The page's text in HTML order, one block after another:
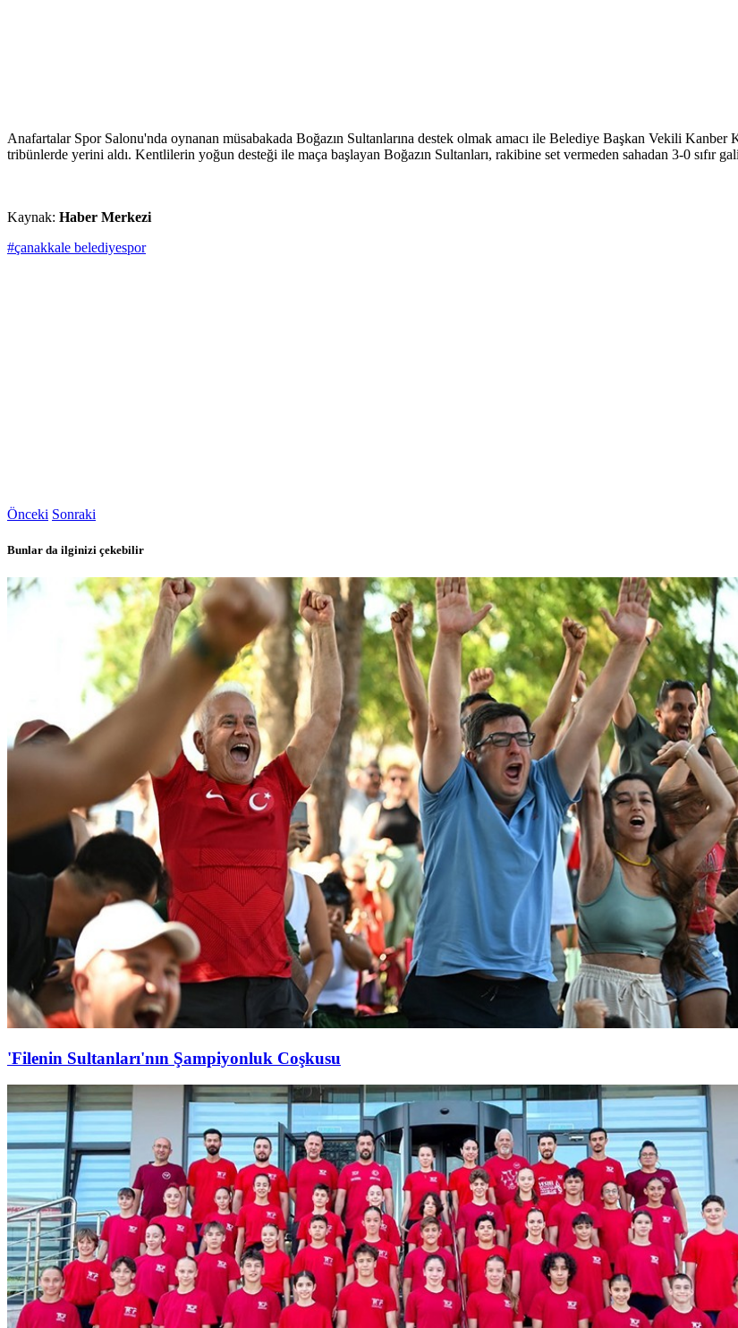
Anafartalar Spor Salonu'nda oynanan müsabakada Boğazın Sultanlarına destek olmak amacı ile Belediye Başkan Vekili
tribünlerde yerini aldı. Kentlilerin yoğun desteği ile maça başlayan Boğazın Sultanları, rakibine set vermeden sahadan 3-0 sıfır
Kaynak: Haber Merkezi
#çanakkale belediyespor
Önceki Sonraki
Bunlar da ilginizi çekebilir
'Filenin Sultanları'nın Şampiyonluk Coşkusu